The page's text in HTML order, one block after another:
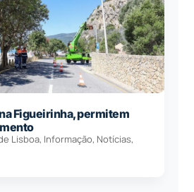
Figueirinha, permitem
Lisboa, Informação, Notícias,